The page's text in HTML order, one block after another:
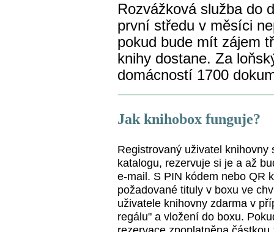
Rozvážková služba do
první středu v měsíci
pokud bude mít zájem
knihy dostane. Za
domácností 1700
Jak knihobox funguje?
Registrovaný uživatel
katalogu, rezervuje si je a až
e-mail. S PIN kódem nebo QR
požadované tituly v boxu ve
uživatele knihovny zdarma v
regálu" a vložení do boxu.